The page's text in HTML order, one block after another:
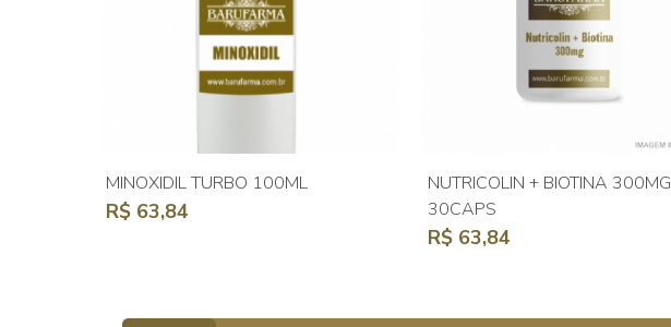
MINOXIDIL TURBO 100ML
R$ 63,84
NUTRICOLIN + BIOTINA 300MG
30CAPS
R$ 63,84